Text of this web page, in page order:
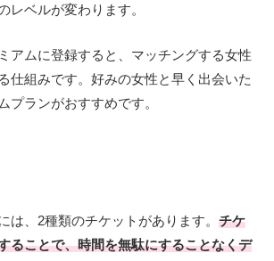
レベルが変わります。
アムに登録すると、マッチングする女性
仕組みです。好みの女性と早く出会いた
プランがおすすめです。
は、2種類のチケットがあります。 チケ
ることで、時間を無駄にすることなくデ